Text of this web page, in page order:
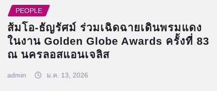
PEOPLE
ส้มโอ-ธัญรัศม์ ร่วมเฉิดฉายเดินพรมแดง
ในงาน Golden Globe Awards ครั้งที่ 83
ณ นครลอสแอนเจลิส
admin ม.ค. 13, 2026